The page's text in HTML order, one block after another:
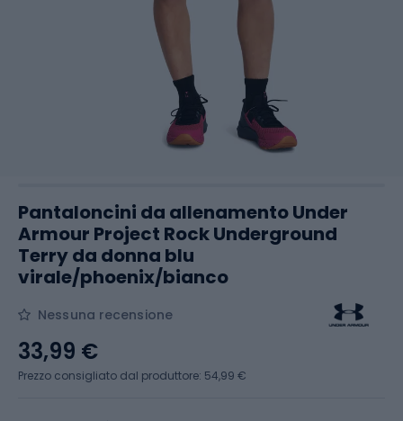
Pantaloncini da allenamento Under
Armour Project Rock Underground
Terry da donna blu
virale/phoenix/bianco
Nessuna recensione
33,99 €
Prezzo consigliato dal produttore: 54,99 €